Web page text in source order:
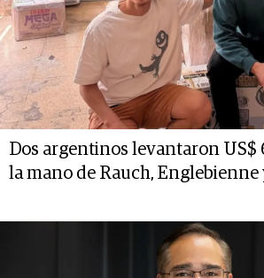
Dos argentinos levantaron US$
la mano de Rauch, Englebienne